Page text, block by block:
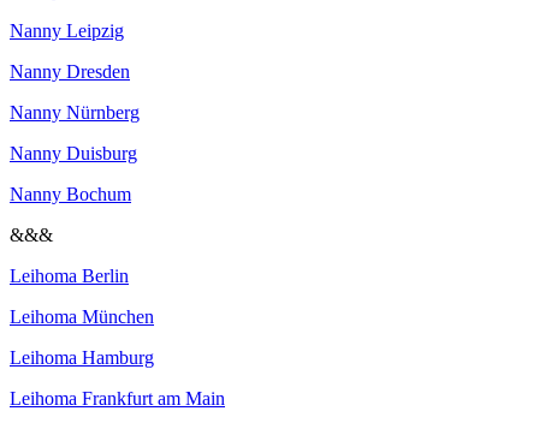
Nanny Leipzig
Nanny Dresden
Nanny Nürnberg
Nanny Duisburg
Nanny Bochum
&&&
Leihoma Berlin
Leihoma München
Leihoma Hamburg
Leihoma Frankfurt am Main